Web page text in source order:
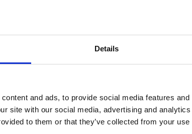
Details
and ads, to provide social media features
site with our social media, advertising and
to them or that they’ve collected from your
können alles